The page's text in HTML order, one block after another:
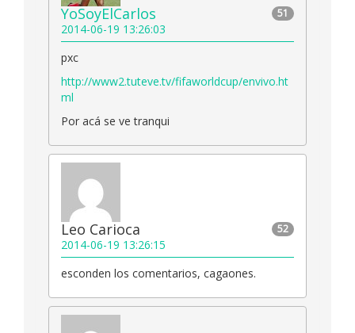
51
YoSoyElCarlos
2014-06-19 13:26:03
pxc
http://www2.tuteve.tv/fifaworldcup/envivo.ht
ml
Por acá se ve tranqui
52
Leo Carioca
2014-06-19 13:26:15
esconden los comentarios, cagaones.